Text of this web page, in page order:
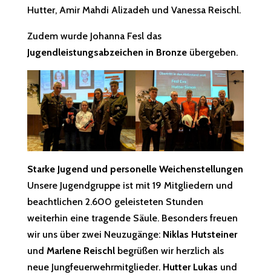
Hutter, Amir Mahdi Alizadeh und Vanessa Reischl.
Zudem wurde Johanna Fesl das
Jugendleistungsabzeichen in Bronzeübergeben.
Starke Jugend und personelle Weichenstellungen
Unsere Jugendgruppe ist mit 19 Mitgliedern und
beachtlichen 2.600 geleisteten Stunden
weiterhin eine tragende Säule. Besonders freuen
wir uns über zwei Neuzugänge: Niklas Hutsteiner
und Marlene Reischlbegrüßen wir herzlich als
neue Jungfeuerwehrmitglieder. Hutter Lukas und